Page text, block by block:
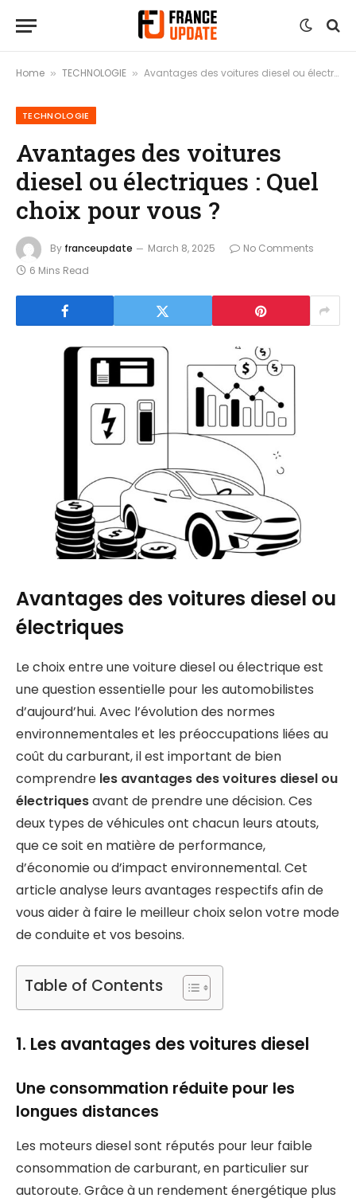
Home » TECHNOLOGIE » Avantages des voitures diesel ou électriques : Quel choix pour vous ?
TECHNOLOGIE
Avantages des voitures
diesel ou électriques : Quel
choix pour vous ?
By franceupdate March 8, 2025
No Comments
6 Mins Read
Avantages des voitures diesel ou
électriques
Le choix entre une voiture diesel ou électrique est
une question essentielle pour les automobilistes
d’aujourd’hui. Avec l’évolution des normes
environnementales et les préoccupations liées au
coût du carburant, il est important de bien
comprendre les avantages des voitures diesel ou
électriquesavant de prendre une décision. Ces
deux types de véhicules ont chacun leurs atouts,
que ce soit en matière de performance,
d’économie ou d’impact environnemental. Cet
article analyse leurs avantages respectifs afin de
vous aider à faire le meilleur choix selon votre mode
de conduite et vos besoins.
Table of Contents
1. Les avantages des voitures diesel
Une consommation réduite pour les
longues distances
Les moteurs diesel sont réputés pour leur faible
consommation de carburant, en particulier sur
autoroute. Grâce à un rendement énergétique plus